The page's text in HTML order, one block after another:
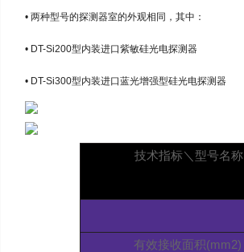
• 两种型号的探测器室的外观相同，其中：
• DT-Si200型内装进口紫敏硅光电探测器
• DT-Si300型内装进口蓝光增强型硅光电探测器
技术指标＼型号名称
有效接收面积(mm2)